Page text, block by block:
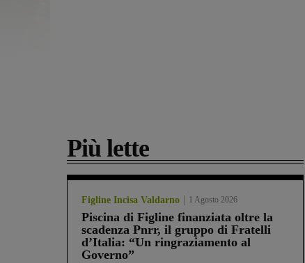
Più lette
Figline Incisa Valdarno 1 Agosto 2026
Piscina di Figline finanziata oltre la
scadenza Pnrr, il gruppo di Fratelli
d’Italia: “Un ringraziamento al
Governo”